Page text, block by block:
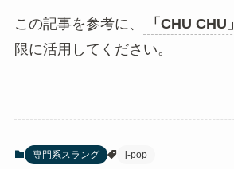
この記事を参考に、 「CHU CHU」
限に活用してください。
専門系スラング j-pop